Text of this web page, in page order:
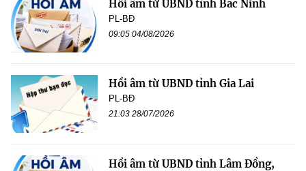
Hồi âm từ UBND tỉnh Bắc Ninh
PL-BĐ
09:05 04/08/2026
Hồi âm từ UBND tỉnh Gia Lai
PL-BĐ
21:03 28/07/2026
Hồi âm từ UBND tỉnh Lâm Đồng,